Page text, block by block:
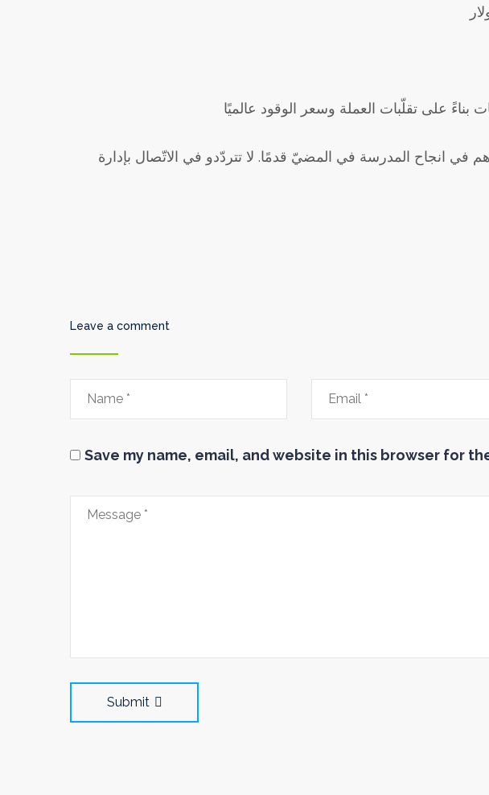
في انجاح المدرسة في المضيّ قدمًا. لا تتردّدو في الاتّصال بإدارة
Leave a comment
Save my name, email, and website in this browser for
Submit